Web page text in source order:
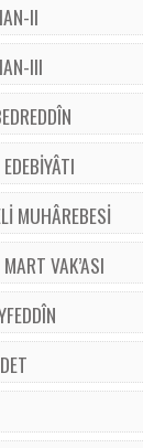
II
III
MUHÂREBESİ
VAK’ASl